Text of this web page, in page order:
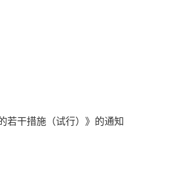
若干措施（试行）》的通知